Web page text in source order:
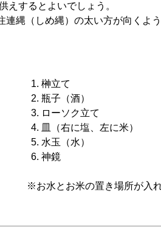
えするとよいでしょう。
縄（しめ縄）の太い方が向くよ
榊立て
瓶子（酒）
ローソク立て
皿（右に塩、左に米）
水玉（水）
神鏡
※お水とお米の置き場所が入